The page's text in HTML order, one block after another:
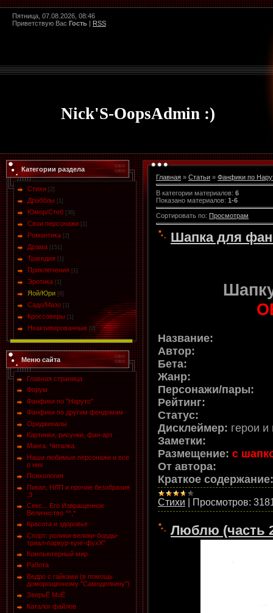
Пятница, 07.08.2026, 08:46
Приветствую Вас Гость | RSS
Nick'S-OopsAdmin :)
Категории раздела
Стихи [2]
Драбблы [1]
Юмор/Стеб [36]
Свои персонажи [1]
Романтика [2]
Драма [151]
Трагедия [1]
Приключения [1]
Эротика [1]
Яой/Юри [6]
Садо/Мазо [1]
Кроссоверы [1]
Неактивированные [0]
Меню сайта
Главная страница
Форум
Фанфики по "Наруто"
Фанфики по другим фендомам
Ориджиналы
Картинки, рисунки, фан-арт
Манга. Читалка.
Наши любимые персонажи и все
о них
Психология
Пикап, НЛП и прочие безобразия
;3
Секс... Его Извращенное
Величество ^^,*
Красота и здоровье
Спорт: ролики-велики-борды-
триал-паркур-кунг-фухХ"
Компьютерный мир
Работа
Ведро с гайками (в помощь
доморощенному "Самоделкину")
ЗверьЁ МоЁ
Каталог файлов
Главная » Статьи » Фанфики по
В категории материалов: 6
Показано материалов: 1-6
Сортировать по: Просмотрам
Шапка для
Название:
Автор:
Бета:
Жанр:
Персонажи/пары:
Рейтинг:
Статус:
Дисклеймер: герои
Заметки:
Размещение: с
От автора:
Краткое содержание:
Стихи Просмотров:
Люблю (часть